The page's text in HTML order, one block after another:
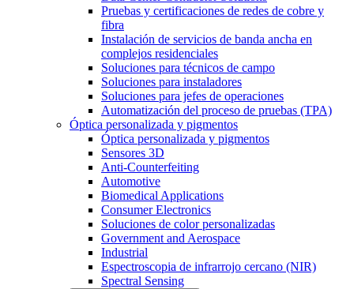
Pruebas y certificaciones de redes de cobre y
fibra
Instalación de servicios de banda ancha en
complejos residenciales
Soluciones para técnicos de campo
Soluciones para instaladores
Soluciones para jefes de operaciones
Automatización del proceso de pruebas (TPA)
Óptica personalizada y pigmentos
Óptica personalizada y pigmentos
Sensores 3D
Anti-Counterfeiting
Automotive
Biomedical Applications
Consumer Electronics
Soluciones de color personalizadas
Government and Aerospace
Industrial
Espectroscopia de infrarrojo cercano (NIR)
Spectral Sensing